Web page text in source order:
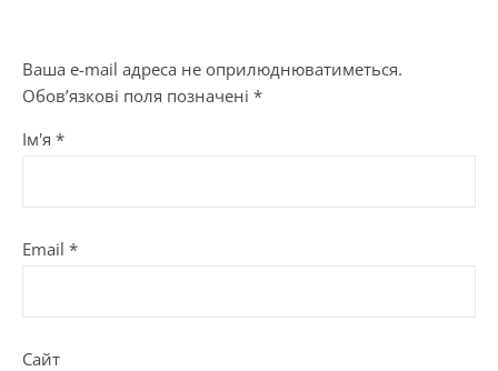
Ваша e-mail адреса не оприлюднюватиметься.
Обов’язкові поля позначені *
Ім'я *
Email *
Сайт